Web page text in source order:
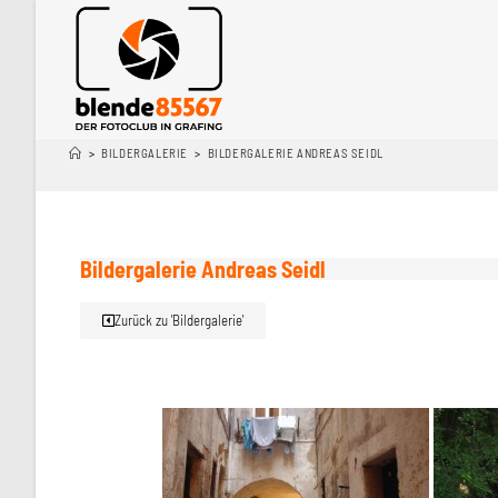
> BILDERGALERIE > BILDERGALERIE ANDREAS SEIDL
Bildergalerie Andreas Seidl
Zurück zu 'Bildergalerie'